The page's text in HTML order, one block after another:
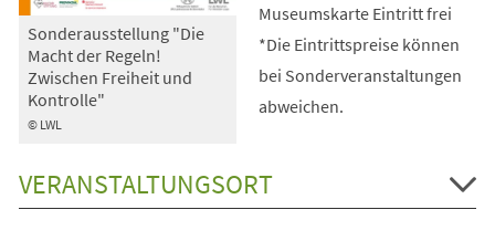
© LWL
Sonderausstellung "Die
Macht der Regeln!
Zwischen Freiheit und
Kontrolle"
Museumskarte Eintritt frei
*Die Eintrittspreise können
bei Sonderveranstaltungen
abweichen.
VERANSTALTUNGSORT